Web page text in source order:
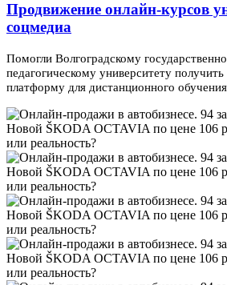
Продвижение онлайн-курсов
соцмедиа
Помогли Волгоградскому
педагогическому университету
платформу для дистанционного обучения